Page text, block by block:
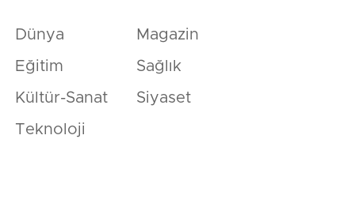
Dünya
Eğitim
Kültür-Sanat
Teknoloji
Magazin
Sağlık
Siyaset